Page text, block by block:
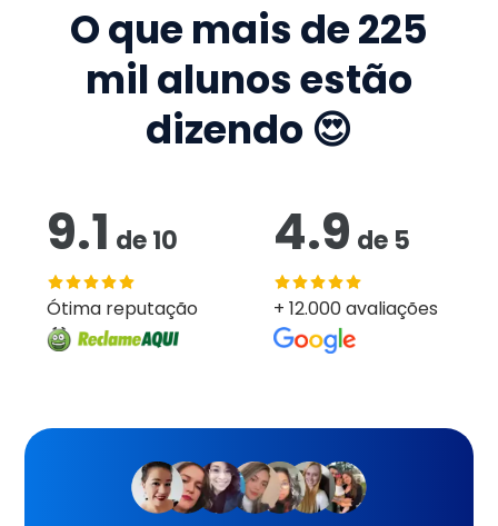
O que mais de225
mil alunos estão
dizendo 😍
9.1 de10
Ótima reputação
4.9 de 5
+ 12.000 avaliações